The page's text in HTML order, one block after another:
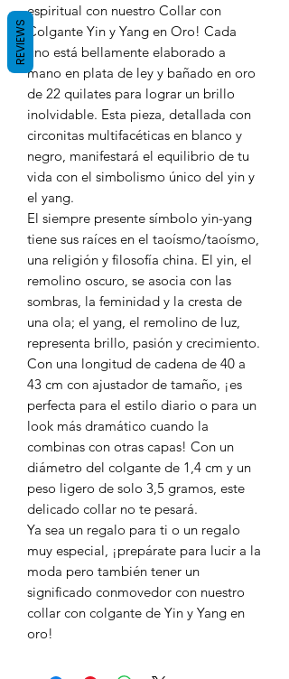
espiritual con nuestro Collar con
Colgante Yin y Yang en Oro! Cada
uno está bellamente elaborado a
mano en plata de ley y bañado en oro
de 22 quilates para lograr un brillo
inolvidable. Esta pieza, detallada con
circonitas multifacéticas en blanco y
negro, manifestará el equilibrio de tu
vida con el simbolismo único del yin y
el yang.
El siempre presente símbolo yin-yang
tiene sus raíces en el taoísmo/taoísmo,
una religión y filosofía china. El yin, el
remolino oscuro, se asocia con las
sombras, la feminidad y la cresta de
una ola; el yang, el remolino de luz,
representa brillo, pasión y crecimiento.
Con una longitud de cadena de 40 a
43 cm con ajustador de tamaño, ¡es
perfecta para el estilo diario o para un
look más dramático cuando la
combinas con otras capas! Con un
diámetro del colgante de 1,4 cm y un
peso ligero de solo 3,5 gramos, este
delicado collar no te pesará.
Ya sea un regalo para ti o un regalo
muy especial, ¡prepárate para lucir a la
moda pero también tener un
significado conmovedor con nuestro
collar con colgante de Yin y Yang en
oro!
REVIEWS